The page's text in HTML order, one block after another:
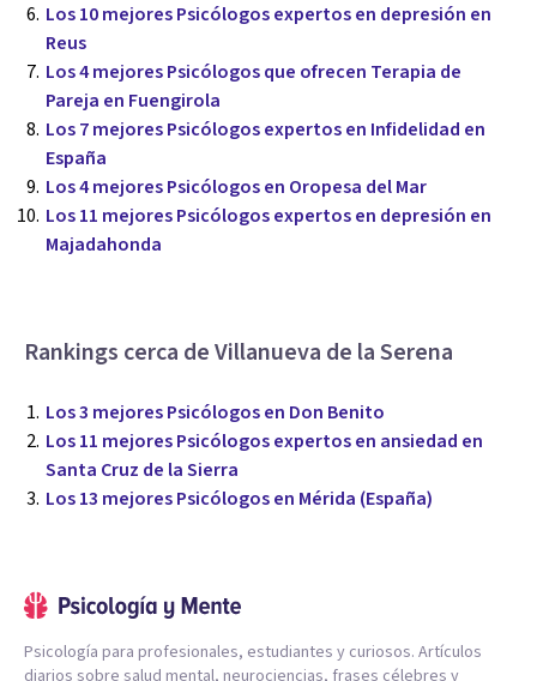
Los 10 mejores Psicólogos expertos en depresión en
Reus
Los 4 mejores Psicólogos que ofrecen Terapia de
Pareja en Fuengirola
Los 7 mejores Psicólogos expertos en Infidelidad en
España
Los 4 mejores Psicólogos en Oropesa del Mar
Los 11 mejores Psicólogos expertos en depresión en
Majadahonda
Rankings cerca de Villanueva de la Serena
Los 3 mejores Psicólogos en Don Benito
Los 11 mejores Psicólogos expertos en ansiedad en
Santa Cruz de la Sierra
Los 13 mejores Psicólogos en Mérida (España)
Psicología para profesionales, estudiantes y curiosos. Artículos
diarios sobre salud mental, neurociencias, frases célebres y